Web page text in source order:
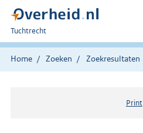
U
bent
hier:
Tuchtrecht
Home Zoeken Zoekresultaten
Print